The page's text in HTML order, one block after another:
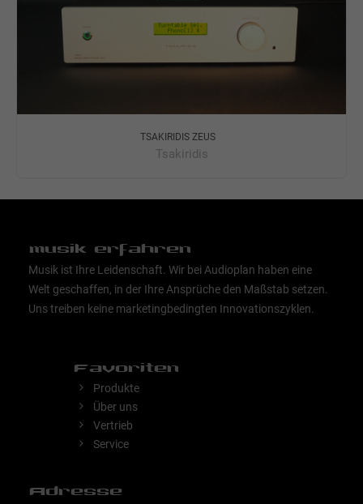
TSAKIRIDIS ZEUS
Tsakiridis
musik erfahren
Musik ist Ihre Leidenschaft. Wir bei Audioplan haben eine
Welt geschaffen, in der Ihre Ansprüche den Maßstab setzen.
Uns treiben keine marketingbedingten Innovationszyklen.
Favoriten
Produkte
Über uns
Vertrieb
Service
Adresse